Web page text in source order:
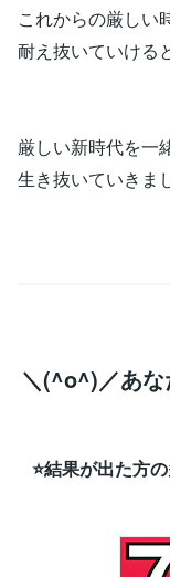
これからの厳しい
耐え抜いていける
厳しい新時代を一
生き抜いていきま
＼(^o^)／あな
⭐結果が出た方